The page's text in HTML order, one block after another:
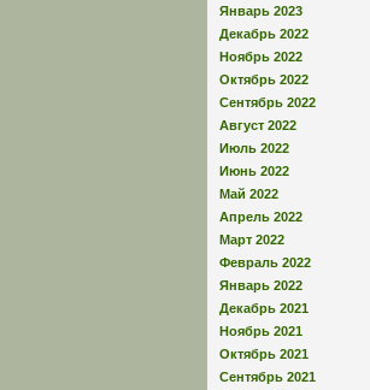
Январь 2023
Декабрь 2022
Ноябрь 2022
Октябрь 2022
Сентябрь 2022
Август 2022
Июль 2022
Июнь 2022
Май 2022
Апрель 2022
Март 2022
Февраль 2022
Январь 2022
Декабрь 2021
Ноябрь 2021
Октябрь 2021
Сентябрь 2021